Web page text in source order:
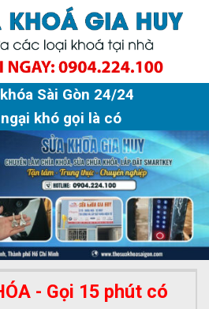
Sài Gòn 24/24
khó gọi là có
- Gọi 15 phút có